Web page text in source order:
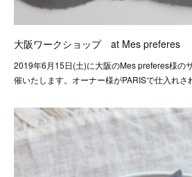
大阪ワークショップ at Mes preferes
2019年6月15日(土)に大阪のMes preferes様の
催いたします。オーナー様がPARISで仕入れ